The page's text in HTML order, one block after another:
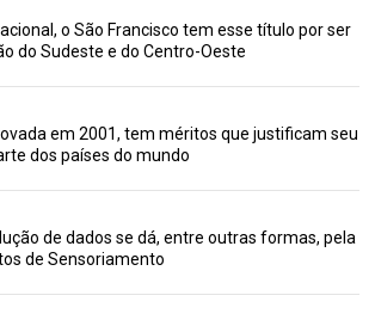
o São Francisco tem esse título por ser
do Sudeste e do Centro-Oeste
em 2001, tem méritos que justificam seu
dos países do mundo
de dados se dá, entre outras formas, pela
de Sensoriamento